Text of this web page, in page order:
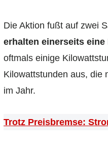
Die Aktion fußt auf zwei
erhalten einerseits eine
oftmals einige
Kilowattstunden aus, die
im Jahr.
Trotz Preisbremse: